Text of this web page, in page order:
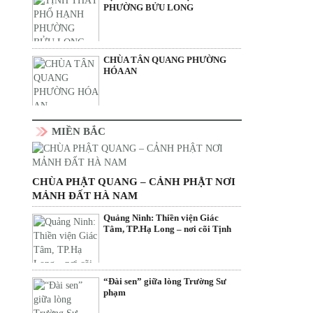
PHƯỜNG BỬU LONG
CHÙA TÂN QUANG PHƯỜNG
HÓA AN
MIỀN BẮC
CHÙA PHẬT QUANG – CẢNH PHẬT NƠI
MẢNH ĐẤT HÀ NAM
Quảng Ninh: Thiền viện Giác
Tâm, TP.Hạ Long – nơi cõi Tịnh
“Đài sen” giữa lòng Trường Sư
phạm